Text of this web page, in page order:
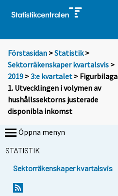
Förstasidan >Statistik >
Sektorräkenskaper kvartalsvis >
2019 >3:e kvartalet > Figurbilaga
1. Utvecklingen i volymen av
hushållssektorns justerade
disponibla inkomst
Öppna menyn
STATISTIK
Sektorräkenskaper kvartalsvis